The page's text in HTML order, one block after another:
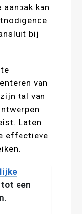
kan
bij
van
tal van
Laten
effectieve
een